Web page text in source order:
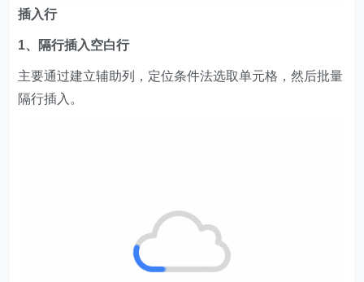
插入行
1、隔行插入空白行
主要通过建立辅助列，定位条件法选取单元格，然后批量
隔行插入。